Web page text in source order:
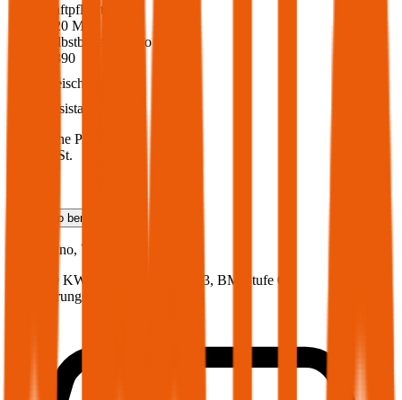
Haftpflicht
€ 20 Mio.
Selbstbehalt Kasko
€ 390
Freischaden
Assistance
Monatliche Prämie
inkl. mVSt.
Teilkasko berechnen
Fiorino, Vollkasko
80 PS/59 KW, diesel, Baujahr 2023, BM-Stufe 0
Versicherungsnehmer 30 Jahre